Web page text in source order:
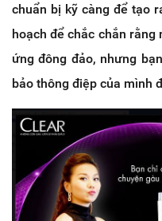
chuẩn bị kỹ càng để tạo
hoạch để chắc chắn
ứng đông đảo, nhưng
bảo thông điệp của mình